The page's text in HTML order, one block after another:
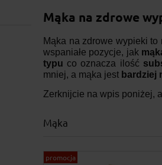
Mąka na zdrowe
Mąka na zdrowe wypieki to
wspaniałe pozycje, jak
typu co oznacza ilość
mniej, a mąka jest bardziej
Zerknijcie na wpis poniżej,
Mąka
promocja